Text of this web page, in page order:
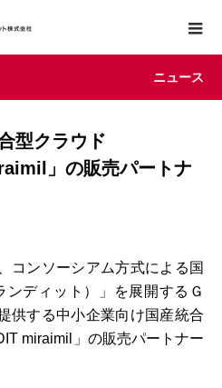
ニュース
型クラウド
」の販売パートナ
コンソーシアム方式による国
ンディット）」を展開するＧ
供する中小企業向け国産統合
miraimil」の販売パートナー